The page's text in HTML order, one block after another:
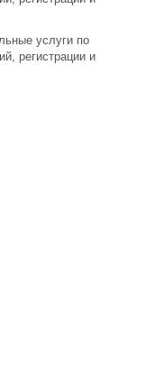
услуги по
регистрации и